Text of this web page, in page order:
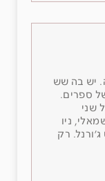
יש בה שש
ספרים.
שני
ניו
רק